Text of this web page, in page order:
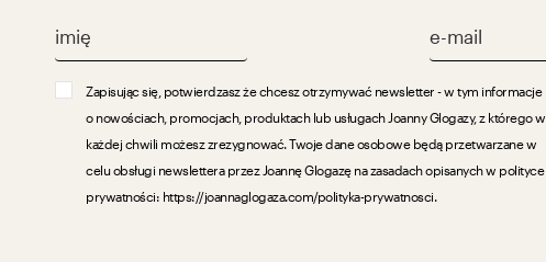
Zapisując się, potwierdzasz że chcesz otrzymywać newsletter - w tym informacje
o nowościach, promocjach, produktach lub usługach Joanny Glogazy, z którego w
każdej chwili możesz zrezygnować. Twoje dane osobowe będą przetwarzane w
celu obsługi newslettera przez Joannę Glogazę na zasadach opisanych w polityce
prywatności: https://joannaglogaza.com/polityka-prywatnosci.